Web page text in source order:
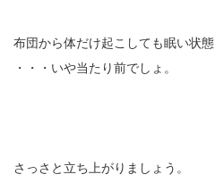
布団から体だけ起こしても眠い状態
・・・いや当たり前でしょ。
さっさと立ち上がりましょう。